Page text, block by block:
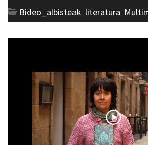
Bideo_albisteak literatura